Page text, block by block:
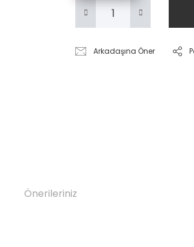
Arkadaşına Öner
Önerileriniz